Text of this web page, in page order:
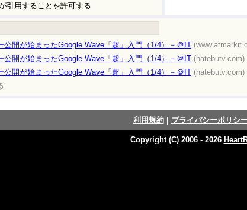
引用することを許可する
公開が始まったGoogle Wave「超」入門（1/4）－＠IT
公開が始まったGoogle Wave「超」入門（1/4）－＠IT (hatebutv.com)
公開が始まったGoogle Wave「超」入門（1/4）－＠IT (hatebutv.com)
利用規約| プライバシーポリシ
Copyright (C) 2006 - 2026